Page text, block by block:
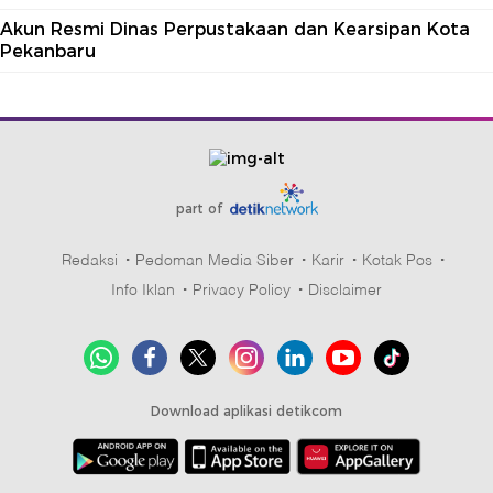
Akun Resmi Dinas Perpustakaan dan Kearsipan Kota
Pekanbaru
part of
Redaksi Pedoman Media Siber Karir
Kotak Pos
Info Iklan
Privacy Policy Disclaimer
Download aplikasi detikcom